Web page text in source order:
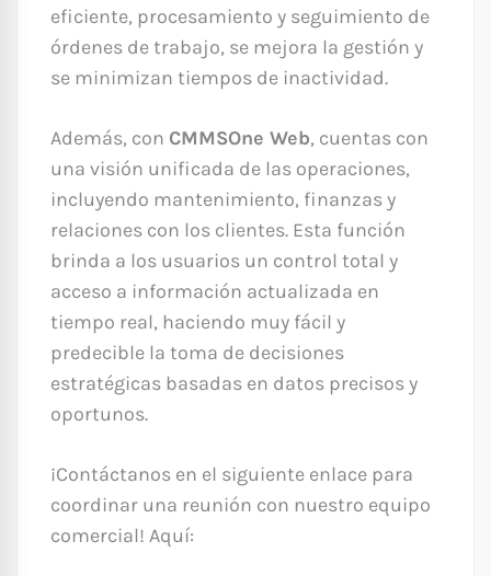
eficiente, procesamiento y seguimiento de
órdenes de trabajo, se mejora la gestión y
se minimizan tiempos de inactividad.
Además, con CMMSOne Web, cuentas con
una visión unificada de las operaciones,
incluyendo mantenimiento, finanzas y
relaciones con los clientes. Esta función
brinda a los usuarios un control total y
acceso a información actualizada en
tiempo real, haciendo muy fácil y
predecible la toma de decisiones
estratégicas basadas en datos precisos y
oportunos.
¡Contáctanos en el siguiente enlace para
coordinar una reunión con nuestro equipo
comercial! Aquí: